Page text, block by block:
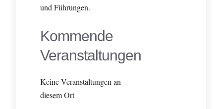
und Führungen.
Kommende
Veranstaltungen
Keine Veranstaltungen an
diesem Ort